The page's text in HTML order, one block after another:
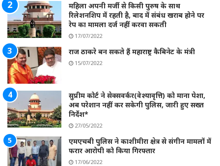
महिला अपनी मर्जी से किसी पुरुष के साथ
रिलेशनशिप में रहती है, बाद में संबंध खराब होने पर
रेप का मामला दर्ज नहीं करवा सकती
17/07/2022
राज ठाकरे बन सकते हैं महाराष्ट्र कैबिनेट के मंत्री
15/07/2022
सुप्रीम कोर्ट ने सेक्सवर्कर(वेश्यावृत्ति) को माना पेशा,
अब परेशान नहीं कर सकेगी पुलिस, जारी हुए सख्त
निर्देश*
27/05/2022
एमएचबी पुलिस ने काशीमीरा क्षेत्र से संगीन मामलों में
फरार आरोपी को किया गिरफ्तार
17/06/2022